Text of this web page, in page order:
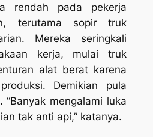
rendah pada pekerja
terutama sopir truk
Mereka seringkali
kerja, mulai truk
alat berat karena
Demikian pula
“Banyak mengalami luka
tak anti api,” katanya.